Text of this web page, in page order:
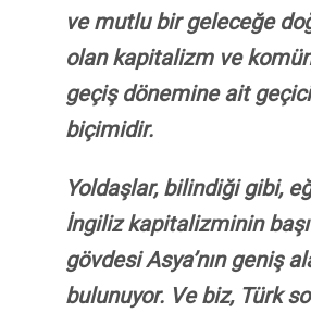
ve mutlu bir geleceğe
olan kapitalizm ve
geçiş dönemine ait
biçimidir.
Yoldaşlar, bilindiği gibi,
İngiliz kapitalizminin başı
gövdesi Asya’nın geniş
bulunuyor. Ve biz, Türk